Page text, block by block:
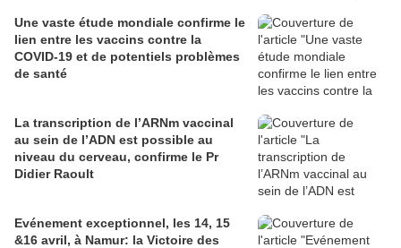
Une vaste étude mondiale confirme le
lien entre les vaccins contre la
COVID-19 et de potentiels problèmes
de santé
La transcription de l’ARNm vaccinal
au sein de l’ADN est possible au
niveau du cerveau, confirme le Pr
Didier Raoult
Evénement exceptionnel, les 14, 15
&16 avril, à Namur: la Victoire des